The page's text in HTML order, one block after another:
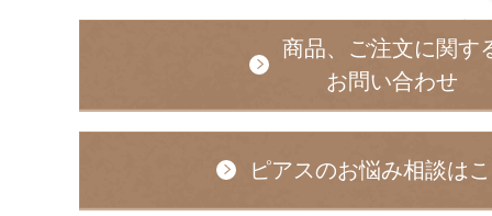
商品、ご注文に関す
お問い合わせ
ピアスのお悩み相談は